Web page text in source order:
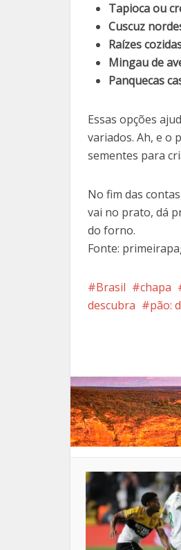
Tapioca ou
Cuscuz
Raízes
Mingau de
Panquecas
Essas opções
variados. Ah, e o
sementes para
No fim das
vai no prato, dá
do forno.
Fonte:
Brasil chapa
descubra
pão: